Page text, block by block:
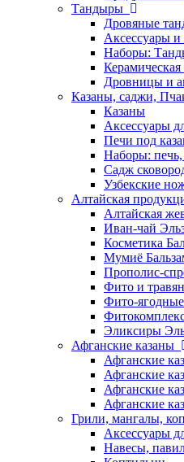
Тандыры
Дровяные
Аксессуары
Наборы:
Дровницы и
Казаны, саджи,
Казаны
Аксессуары
Печи под
Наборы:
Садж
Узбекские
Алтайская
Алтайская
Иван-чай
Косметика
Мумиё
Прополис-
Фито и
Фито-
Эликсиры
Афганские казаны
Афганские
Афганские
Афганские
Афганские
Грили, мангалы,
Аксессуары
Навесы,